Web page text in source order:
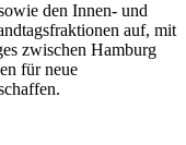
den Innen- und
auf, mit
zwischen Hamburg
für neue